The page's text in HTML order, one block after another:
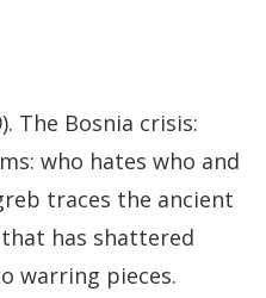
The Bosnia crisis:
who hates who and
traces the ancient
has shattered
warring pieces.